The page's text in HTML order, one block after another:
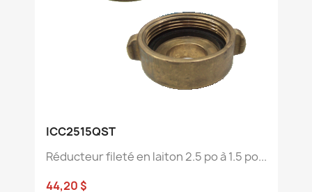
ICC2515QST
Réducteur fileté en laiton 2.5 po à 1.5 po...
44,20 $